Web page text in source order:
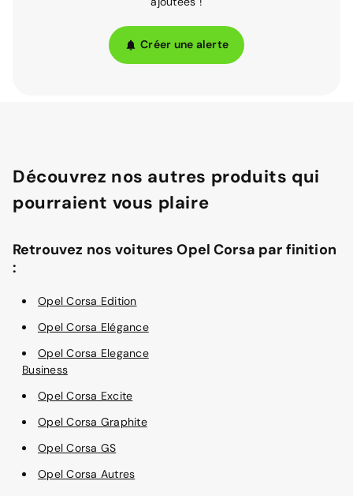
Créer une alerte
Découvrez nos autres produits qui
pourraient vous plaire
Retrouvez nos voitures Opel Corsa par finition
:
Opel Corsa Edition
Opel Corsa Elégance
Opel Corsa Elegance
Business
Opel Corsa Excite
Opel Corsa Graphite
Opel Corsa GS
Opel Corsa Autres